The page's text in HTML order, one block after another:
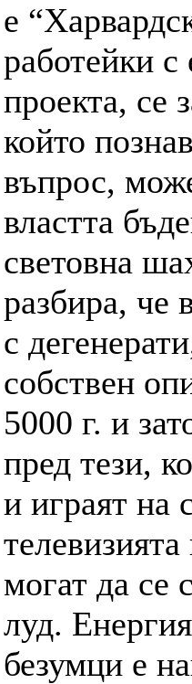
е
работейки с
проекта, се
който
въпрос,
властта
световна
разбира, че
с
собствен
5000 г. и
пред тези,
и играят на
могат да се
луд.
безумци е